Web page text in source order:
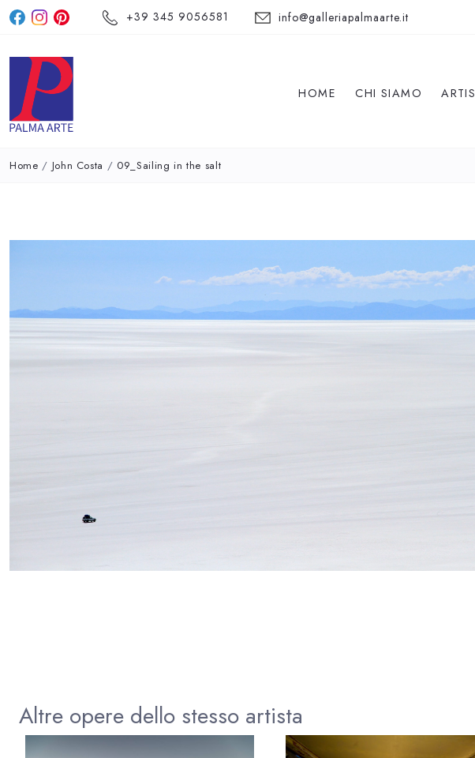
+39 345 9056581 info@galleriapalmaarte.it
HOME CHI SIAMO
Home / John Costa / 09_Sailing in the salt
Altre opere dello stesso artista